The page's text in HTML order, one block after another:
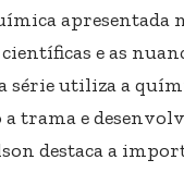
apresentada
e as
série utiliza a
trama e
destaca a